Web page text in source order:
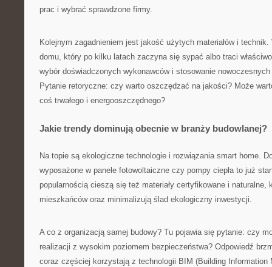
prac i wybrać sprawdzone firmy.
Kolejnym zagadnieniem jest jakość użytych materiałów i
domu, który po kilku latach zaczyna się sypać albo traci
wybór doświadczonych wykonawców i stosowanie
Pytanie retoryczne: czy warto oszczędzać na jakości? Może
coś trwałego i energooszczędnego?
Jakie trendy dominują obecnie w branży budowlanej?
Na topie są ekologiczne technologie i rozwiązania smart home.
wyposażone w panele fotowoltaiczne czy pompy ciepła to już
popularnością cieszą się też materiały certyfikowane i naturalne,
mieszkańców oraz minimalizują ślad ekologiczny inwestycji.
A co z organizacją samej budowy? Tu pojawia się pytanie: czy
realizacji z wysokim poziomem bezpieczeństwa? Odpowiedź
coraz częściej korzystają z technologii BIM (Building Information